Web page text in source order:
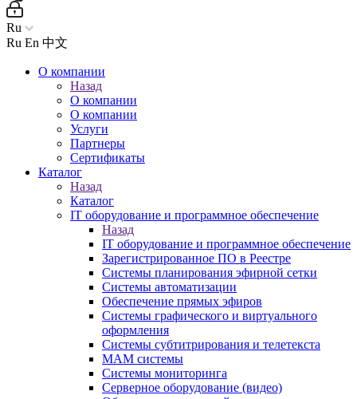
Ru
Ru En 中文
О компании
Назад
О компании
О компании
Услуги
Партнеры
Сертификаты
Каталог
Назад
Каталог
IT оборудование и программное обеспечение
Назад
IT оборудование и программное обеспечение
Зарегистрированное ПО в Реестре
Системы планирования эфирной сетки
Системы автоматизации
Обеспечение прямых эфиров
Системы графического и виртуального
оформления
Системы субтитрирования и телетекста
MAM системы
Системы мониторинга
Серверное оборудование (видео)